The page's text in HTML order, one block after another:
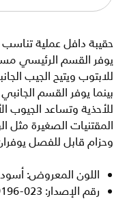
حقيبة دافل عملية تناسب
يوفر القسم الرئيسي
للابتوب ويتيح الجيب
بينما يوفر القسم
للأحذية وتساعد الجيوب
المقتنيات الصغيرة مثل
وحزام قابل للفصل
اللون المعروض:
رقم الإصدار: MM9196-023